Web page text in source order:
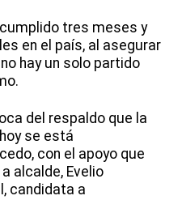
cumplido tres meses y
en el país, al asegurar
hay un solo partido
del respaldo que la
se está
con el apoyo que
alcalde, Evelio
candidata a